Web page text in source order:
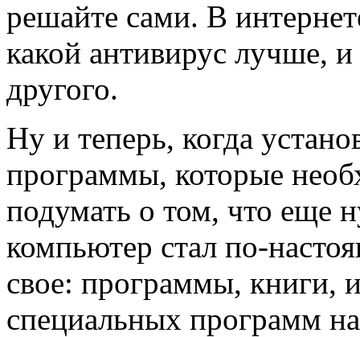
решайте сами. В
какой антивирус лучше,
другого.
Ну и теперь, когда
программы, которые
подумать о том, что еще
компьютер стал по-
свое: программы, книги,
специальных программ